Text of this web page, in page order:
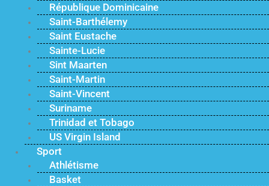
République Dominicaine
Saint-Barthélemy
Saint Eustache
Sainte-Lucie
Sint Maarten
Saint-Martin
Saint-Vincent
Suriname
Trinidad et Tobago
US Virgin Island
Sport
Athlétisme
Basket